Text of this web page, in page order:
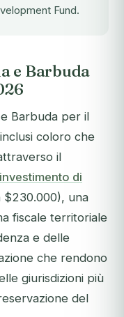
Fund.
e Barbuda
Barbuda per il
coloro che
il
di
$230.000), una
fiscale territoriale
e delle
che rendono
giurisdizioni più
del